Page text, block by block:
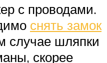
с проводами.
снять замок
случае шляпки
скорее